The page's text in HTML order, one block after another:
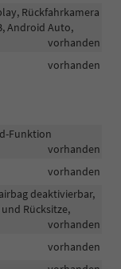
Rückfahrkamera
Android Auto,
vorhanden
vorhanden
Funktion
vorhanden
vorhanden
deaktivierbar,
Rücksitze,
vorhanden
vorhanden